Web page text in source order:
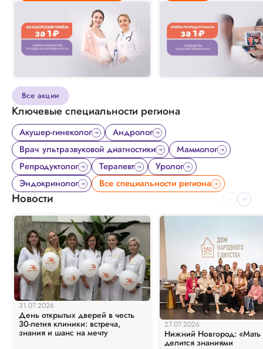
Все акции
Ключевые специальности региона
Акушер-гинеколог
Андролог
Врач ультразвуковой диагностики
Маммолог
Репродуктолог
Терапевт
Уролог
Эндокринолог
Все специальности региона
Новости
31.07.2026
День открытых дверей в честь
30-летия клиники: встреча,
знания и шанс на мечту
27.07.2026
Нижний Новгород: «Мать
делится знаниями